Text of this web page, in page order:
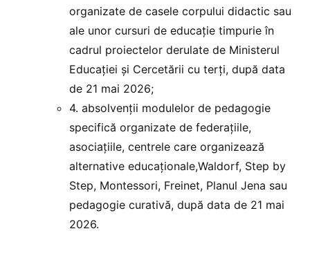
organizate de casele corpului didactic sau
ale unor cursuri de educație timpurie în
cadrul proiectelor derulate de Ministerul
Educației și Cercetării cu terți, după data
de 21 mai 2026;
4. absolvenții modulelor de pedagogie
specifică organizate de federaţiile,
asociaţiile, centrele care organizează
alternative educaţionale,Waldorf, Step by
Step, Montessori, Freinet, Planul Jena sau
pedagogie curativă, după data de 21 mai
2026.